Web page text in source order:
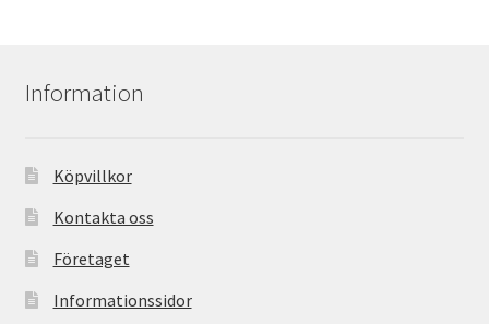
Information
Köpvillkor
Kontakta oss
Företaget
Informationssidor